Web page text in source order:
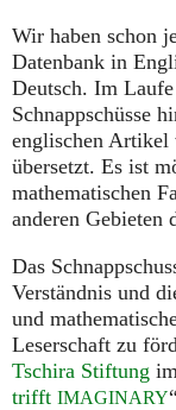
Wir haben schon
Datenbank in
Deutsch. Im
Schnappschüsse
englischen Artikel
übersetzt. Es ist
mathematischen
anderen Gebieten
Das
Verständnis und
und
Leserschaft zu
Tschira Stiftung
trifft IMAGINARY